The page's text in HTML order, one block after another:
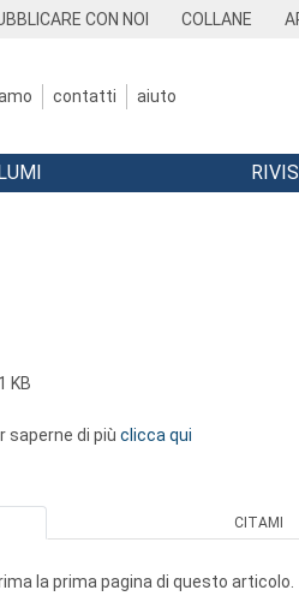
CON NOI COLLANE
contatti aiuto
KB
saperne di più clicca qui
CITAMI
la prima pagina di questo articolo.